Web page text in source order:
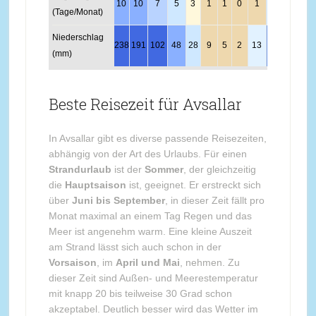
(Tage/Monat)
10 10 7 5 3 1 1 0 1
Niederschlag
(mm)
238 191 102 48 28 9 5 2 13
Beste Reisezeit für Avsallar
In Avsallar gibt es diverse passende Reisezeiten,
abhängig von der Art des Urlaubs. Für einen
Strandurlaub ist der Sommer, der gleichzeitig
die Hauptsaison ist, geeignet. Er erstreckt sich
über Juni bis September, in dieser Zeit fällt pro
Monat maximal an einem Tag Regen und das
Meer ist angenehm warm. Eine kleine Auszeit
am Strand lässt sich auch schon in der
Vorsaison, im April und Mai, nehmen. Zu
dieser Zeit sind Außen- und Meerestemperatur
mit knapp 20 bis teilweise 30 Grad schon
akzeptabel. Deutlich besser wird das Wetter im